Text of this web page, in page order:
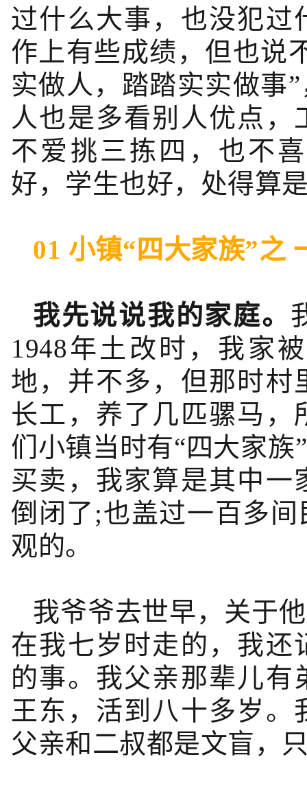
过什么大事，也没犯过
作上有些成绩，但也说
实做人，踏踏实实做事
人也是多看别人优点
不爱挑三拣四，也不
好，学生也好，处得算
01 小镇“四大家族”之
我先说说我的家庭。
1948年土改时，我家
地，并不多，但那时村
长工，养了几匹骡马，
们小镇当时有“四大家
买卖，我家算是其中一
倒闭了;也盖过一百多
观的。
我爷爷去世早，关于
在我七岁时走的，我还
的事。我父亲那辈儿有
王东，活到八十多岁
父亲和二叔都是文盲，